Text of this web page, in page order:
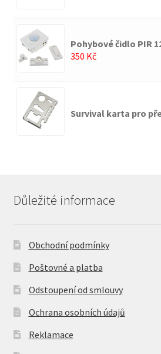
Pohybové čidlo PIR
350 Kč
Survival karta pro
Důležité informace
Obchodní podmínky
Poštovné a platba
Odstoupení od smlouvy
Ochrana osobních údajů
Reklamace